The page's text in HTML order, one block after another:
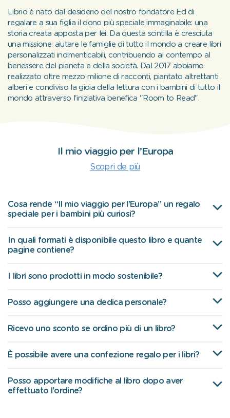
Librio è nato dal desiderio del nostro fondatore Ed di
regalare a sua figlia il dono più speciale immaginabile: una
storia creata apposta per lei. Da questa scintilla è cresciuta
una missione: aiutare le famiglie di tutto il mondo a creare libri
personalizzati indimenticabili, contribuendo al contempo al
benessere del pianeta e della società. Dal 2017 abbiamo
realizzato oltre mezzo milione di racconti, piantato altrettanti
alberi e condiviso la gioia della lettura con i bambini di tutto il
mondo attraverso l'iniziativa benefica "Room to Read".
Il mio viaggio per l’Europa
Scopri de più
Cosa rende “Il mio viaggio per l’Europa” un regalo
speciale per i bambini più curiosi?
In quali formati è disponibile questo libro e quante
pagine contiene?
I libri sono prodotti in modo sostenibile?
Posso aggiungere una dedica personale?
Ricevo uno sconto se ordino più di un libro?
È possibile avere una confezione regalo per i libri?
Posso apportare modifiche al libro dopo aver
effettuato l'ordine?